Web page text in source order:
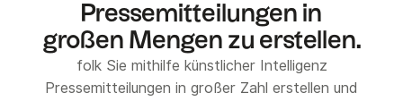
Pressemitteilungen in
großen Mengen zu erstellen.
folk Sie mithilfe künstlicher Intelligenz
Pressemitteilungen in großer Zahl erstellen und